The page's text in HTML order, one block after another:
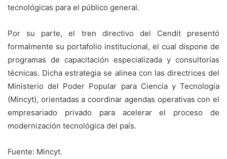
tecnológicas para el público general.
Por su parte, el tren directivo del Cendit presentó
formalmente su portafolio institucional, el cual dispone de
programas de capacitación especializada y consultorías
técnicas. Dicha estrategia se alinea con las directrices del
Ministerio del Poder Popular para Ciencia y Tecnología
(Mincyt), orientadas a coordinar agendas operativas con el
empresariado privado para acelerar el proceso de
modernización tecnológica del país.
Fuente: Mincyt.